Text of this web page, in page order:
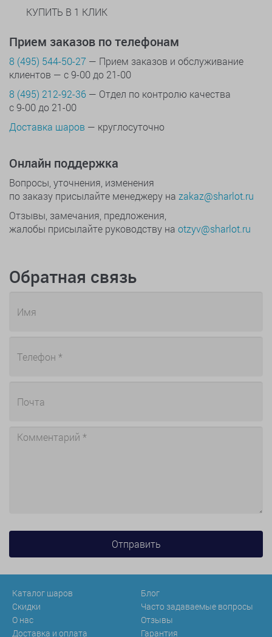
КУПИТЬ В 1 КЛИК
Прием заказов по телефонам
8 (495) 544-50-27 — Прием заказов и обслуживание
клиентов — с 9-00 до 21-00
8 (495) 212-92-36 — Отдел по контролю качества
с 9-00 до 21-00
Доставка шаров — круглосуточно
Онлайн поддержка
Вопросы, уточнения, изменения
по заказу присылайте менеджеру на zakaz@sharlot.ru
Отзывы, замечания, предложения,
жалобы присылайте руководству на otzyv@sharlot.ru
Обратная связь
Каталог шаров
Скидки
О нас
Доставка и оплата
Блог
Часто задаваемые вопросы
Отзывы
Гарантия